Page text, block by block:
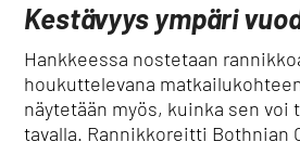
Kestävyys ympäri
Hankkeessa nostetaan
houkuttelevana
näytetään myös, kuinka sen voi
tavalla. Rannikkoreitti Bothnian